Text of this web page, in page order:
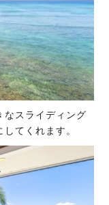
なスライディング
してくれます。